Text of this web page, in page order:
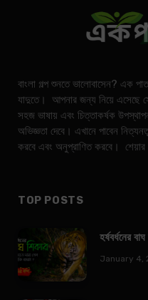
বাংলা গল্প শুনতে ভালোবাসেন? এক
যাদুতে। আপনার জন্য নিয়ে এসেছে
সহজ ভাষায় এবং চিত্তাকর্ষক
অভিজ্ঞতা দেবে। এখানে পাবেন
করবে এবং অনুপ্রাণিত করবে।
TOP POSTS
হর্ষবর্ধনের
January 4,